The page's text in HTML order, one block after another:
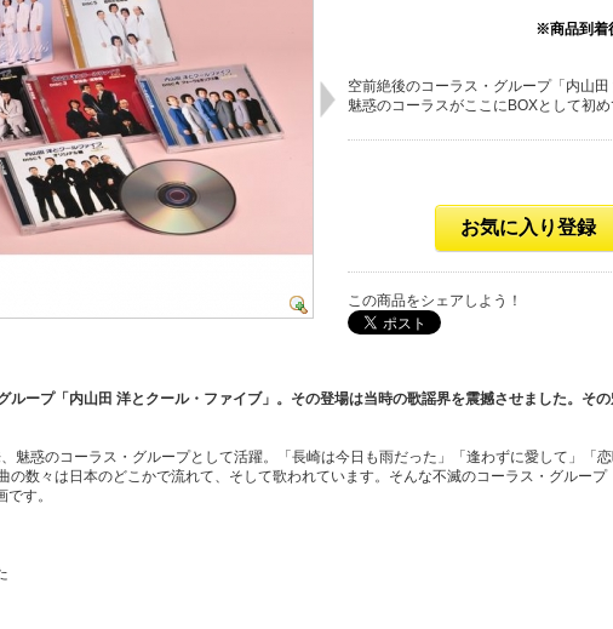
※商品到着
空前絶後のコーラス・グループ「内山
魅惑のコーラスがここにBOXとして初め
お気に入り登録
この商品をシェアしよう！
ループ「内山田 洋とクール・ファイブ」。その登場は当時の歌謡界を震撼させました。そ
魅惑のコーラス・グループとして活躍。「長崎は今日も雨だった」「逢わずに愛して」「
の数々は日本のどこかで流れて、そして歌われています。そんな不滅のコーラス・グループ
す。